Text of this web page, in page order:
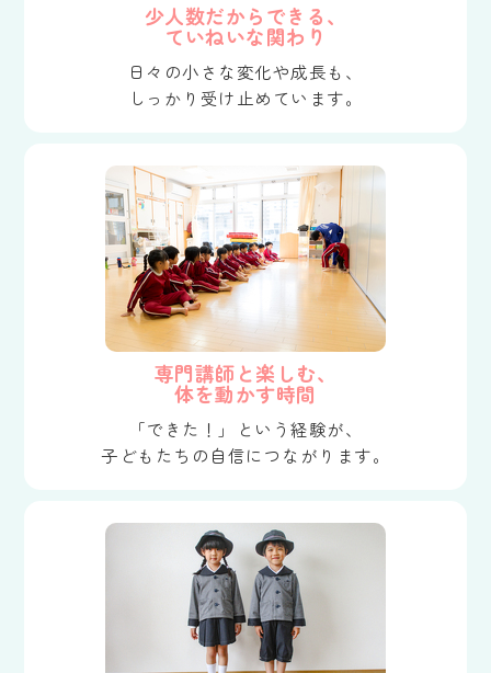
少人数だからできる、
ていねいな関わり
日々の小さな変化や成長も、
しっかり受け止めています。
専門講師と楽しむ、
体を動かす時間
「できた！」という経験が、
子どもたちの自信につながります。